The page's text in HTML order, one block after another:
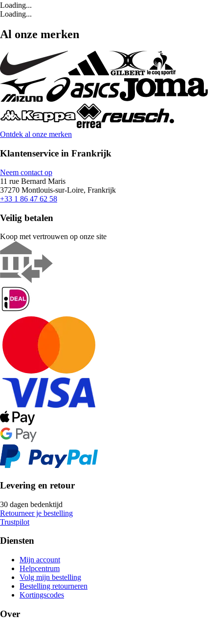
Loading...
Loading...
Al onze merken
Ontdek al onze merken
Klantenservice in Frankrijk
Neem contact op
11 rue Bernard Maris
37270 Montlouis-sur-Loire, Frankrijk
+33 1 86 47 62 58
Veilig betalen
Koop met vertrouwen op onze site
Levering en retour
30 dagen bedenktijd
Retourneer je bestelling
Trustpilot
Diensten
Mijn account
Helpcentrum
Volg mijn bestelling
Bestelling retourneren
Kortingscodes
Over